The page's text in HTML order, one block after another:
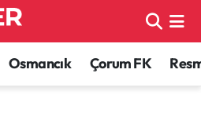
Osmancık Çorum FK